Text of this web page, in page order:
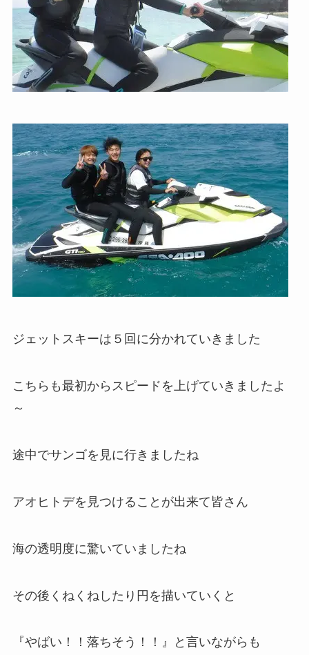
ジェットスキーは５回に分かれていきました
こちらも最初からスピードを上げていきましたよ
～
途中でサンゴを見に行きましたね
アオヒトデを見つけることが出来て皆さん
海の透明度に驚いていましたね
その後くねくねしたり円を描いていくと
『やばい！！落ちそう！！』と言いながらも